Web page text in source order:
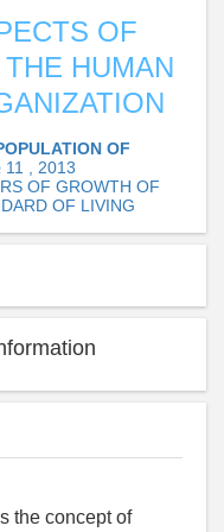
OF
HUMAN
OF
, 2013
OF GROWTH OF
OF LIVING
the concept of